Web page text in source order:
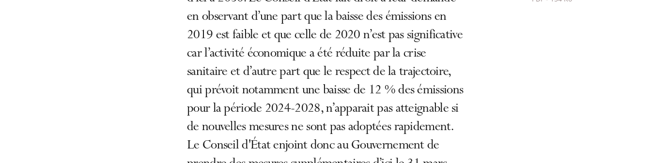
en observant d’une part que la baisse des émissions en
2019 est faible et que celle de 2020 n’est pas significative
car l’activité économique a été réduite par la crise
sanitaire et d’autre part que le respect de la trajectoire,
qui prévoit notamment une baisse de 12 % des émissions
pour la période 2024-2028, n’apparait pas atteignable si
de nouvelles mesures ne sont pas adoptées rapidement.
Le Conseil d'État enjoint donc au Gouvernement de